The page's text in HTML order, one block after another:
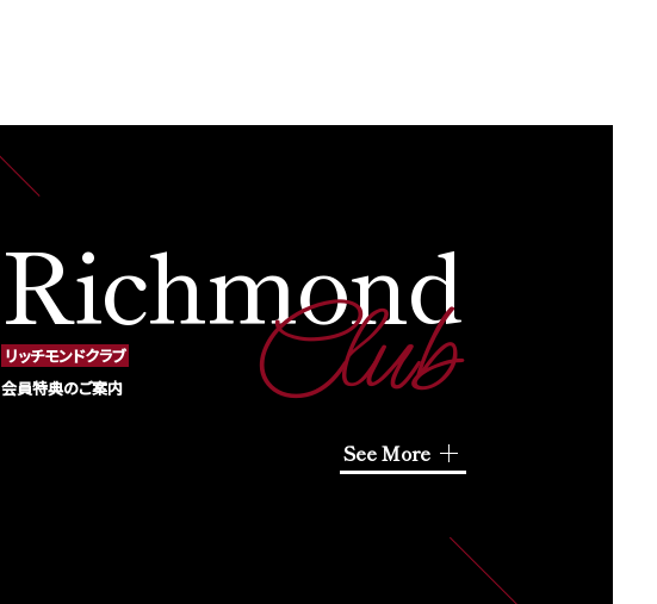
Richmond
Club
リッチモンドクラブ
会員特典のご案内
See More